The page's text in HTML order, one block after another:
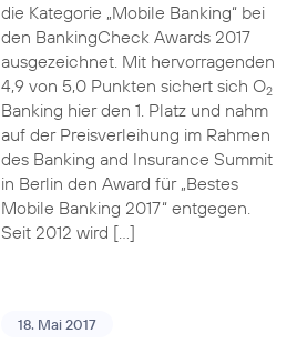
die Kategorie „Mobile Banking“ bei
den BankingCheck Awards 2017
ausgezeichnet. Mit hervorragenden
4,9 von 5,0 Punkten sichert sich O2
Banking hier den 1. Platz und nahm
auf der Preisverleihung im Rahmen
des Banking and Insurance Summit
in Berlin den Award für „Bestes
Mobile Banking 2017“ entgegen.
Seit 2012 wird […]
18. Mai 2017